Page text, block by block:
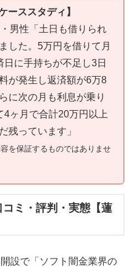
ーススタディ】
男性「土日も借りられ
した。5万円を借りて月
に手持ちが不足し3日
が発生し返済額が6万8
に次の月も利息が乗り
ヶ月で合計20万円以上
残っています」
を保証するものではありませ
ミ・評判・実態【蓮
設で「ソフト闇金業界の